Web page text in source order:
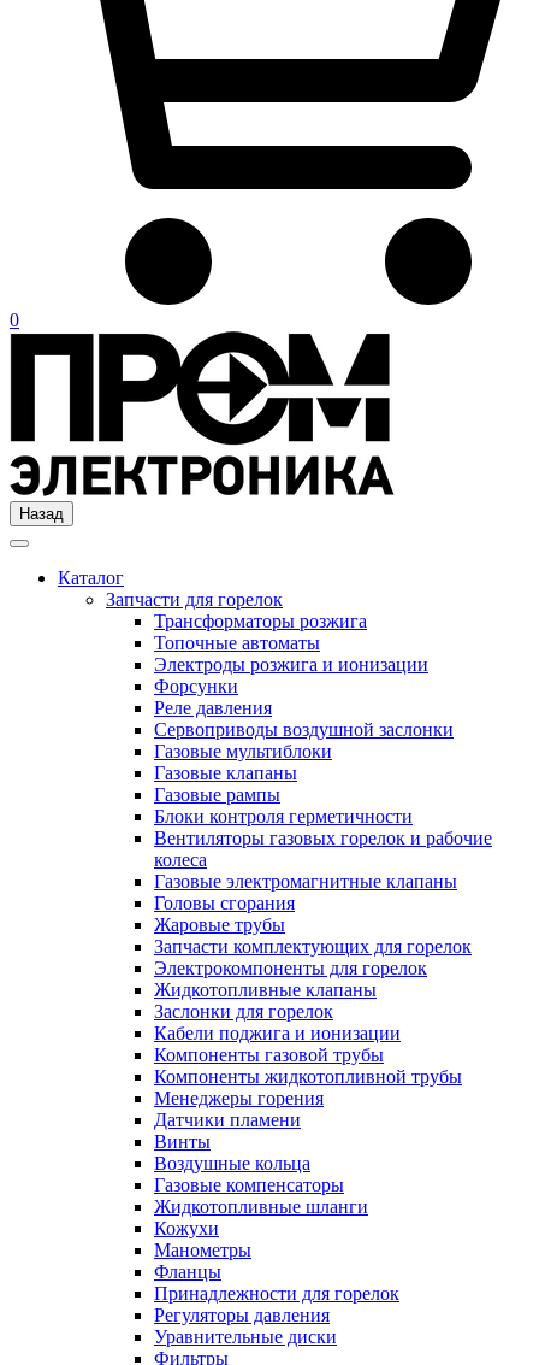
0
Назад
Каталог
Запчасти для горелок
Трансформаторы розжига
Топочные автоматы
Электроды розжига и ионизации
Форсунки
Реле давления
Сервоприводы воздушной заслонки
Газовые мультиблоки
Газовые клапаны
Газовые рампы
Блоки контроля герметичности
Вентиляторы газовых горелок и рабочие
колеса
Газовые электромагнитные клапаны
Головы сгорания
Жаровые трубы
Запчасти комплектующих для горелок
Электрокомпоненты для горелок
Жидкотопливные клапаны
Заслонки для горелок
Кабели поджига и ионизации
Компоненты газовой трубы
Компоненты жидкотопливной трубы
Менеджеры горения
Датчики пламени
Винты
Воздушные кольца
Газовые компенсаторы
Жидкотопливные шланги
Кожухи
Манометры
Фланцы
Принадлежности для горелок
Регуляторы давления
Уравнительные диски
Фильтры